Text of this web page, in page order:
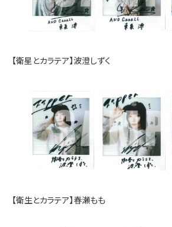
【衛星とカラテア】波澄しずく
【衛生とカラテア】春瀬もも